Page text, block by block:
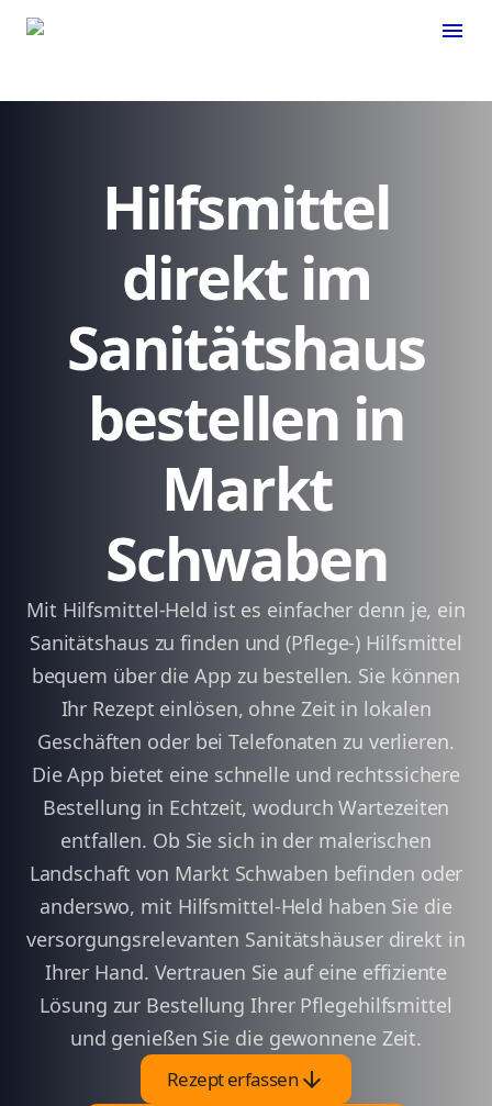
menu
Hilfsmittel
direkt im
Sanitätshaus
bestellen in
Markt
Schwaben
Mit Hilfsmittel-Held ist es einfacher denn je, ein
Sanitätshaus zu finden und (Pflege-) Hilfsmittel
bequem über die App zu bestellen. Sie können
Ihr Rezept einlösen, ohne Zeit in lokalen
Geschäften oder bei Telefonaten zu verlieren.
Die App bietet eine schnelle und rechtssichere
Bestellung in Echtzeit, wodurch Wartezeiten
entfallen. Ob Sie sich in der malerischen
Landschaft von Markt Schwaben befinden oder
anderswo, mit Hilfsmittel-Held haben Sie die
versorgungsrelevanten Sanitätshäuser direkt in
Ihrer Hand. Vertrauen Sie auf eine effiziente
Lösung zur Bestellung Ihrer Pflegehilfsmittel
und genießen Sie die gewonnene Zeit.
Rezept erfassenarrow_downward